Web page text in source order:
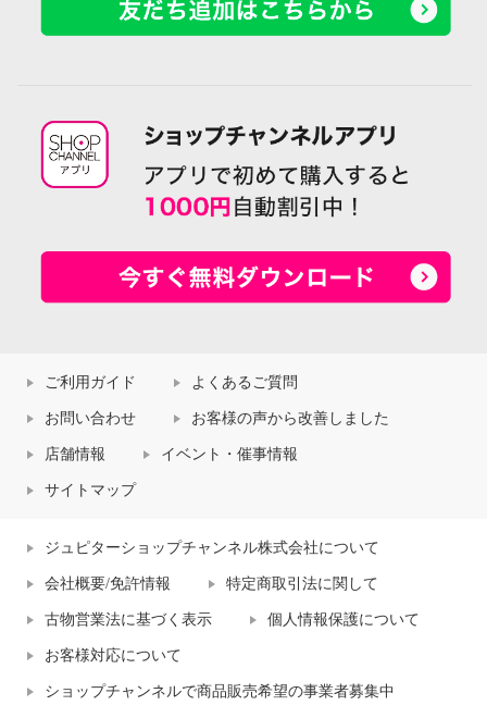
ご利用ガイド よくあるご質問
お問い合わせ お客様の声から改善しました
店舗情報 イベント・催事情報
サイトマップ
ジュピターショップチャンネル株式会社について
会社概要/免許情報 特定商取引法に関して
古物営業法に基づく表示 個人情報保護について
お客様対応について
ショップチャンネルで商品販売希望の事業者募集中